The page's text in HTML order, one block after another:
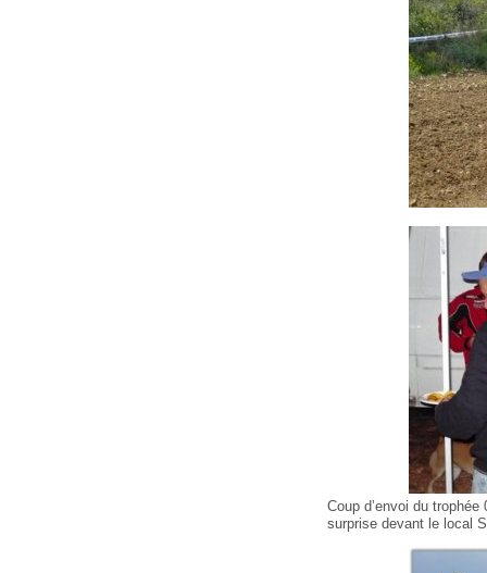
Coup d’envoi du
surprise devant le local